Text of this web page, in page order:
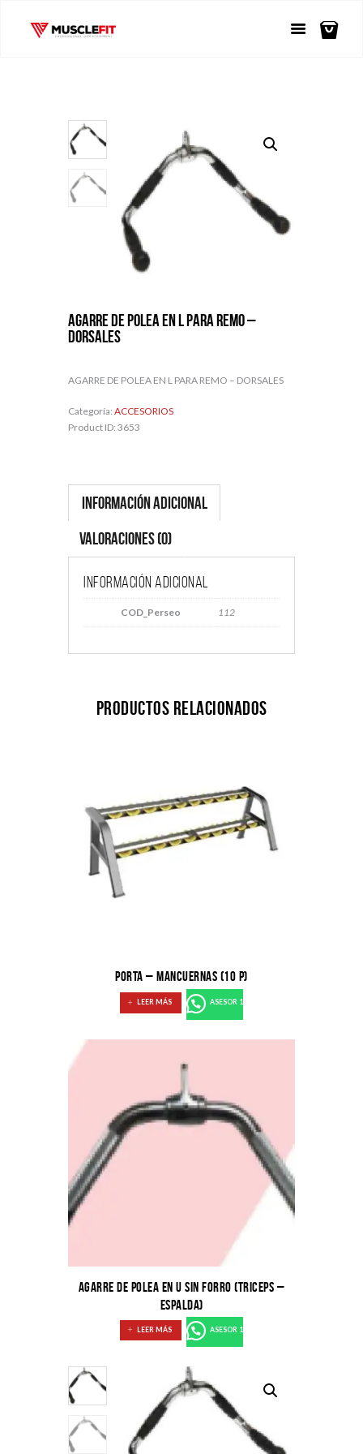
AGARRE DE POLEA EN L PARA REMO –
DORSALES
AGARRE DE POLEA EN L PARA REMO – DORSALES
Categoría: ACCESORIOS
Product ID: 3653
Información adicional
Valoraciones (0)
Información adicional
COD_Perseo 112
Productos relacionados
PORTA – MANCUERNAS (10 P)
LEER MÁS ASESOR 1
AGARRE DE POLEA EN U SIN FORRO (TRICEPS –
ESPALDA)
LEER MÁS ASESOR 1